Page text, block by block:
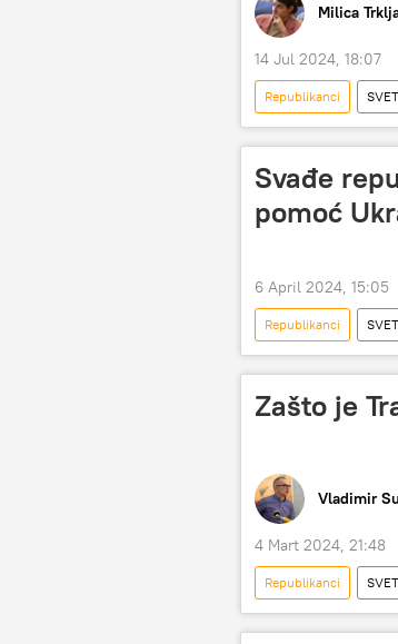
Milica
14 Jul 2024, 18:07
Republikanci SVET
Branko Pavlović
Svađe
pomoć
6 April 2024, 15:05
Republikanci SVET
SAD
Zašto je
Vladimir
4 Mart 2024, 21:48
Republikanci SVET
Niki Hejli